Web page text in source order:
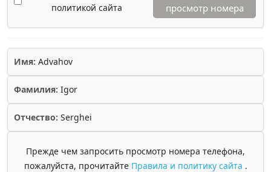
политикой сайта
просмотр номера
Имя: Advahov
Фамилия: Igor
Отчество: Serghei
Прежде чем запросить просмотр номера телефона,
пожалуйста, прочитайте Правила и политику сайта .